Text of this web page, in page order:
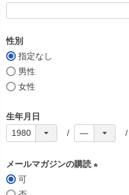
性別
指定なし
男性
女性
生年月日
メールマガジンの購読
可